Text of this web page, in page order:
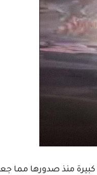
منذ صدورها مما